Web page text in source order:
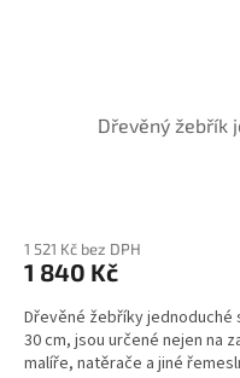
Dřevěný žebřík
1 521 Kč bez DPH
1 840 Kč
Dřevěné žebříky
30 cm, jsou určené nejen na
malíře, natěrače a jiné